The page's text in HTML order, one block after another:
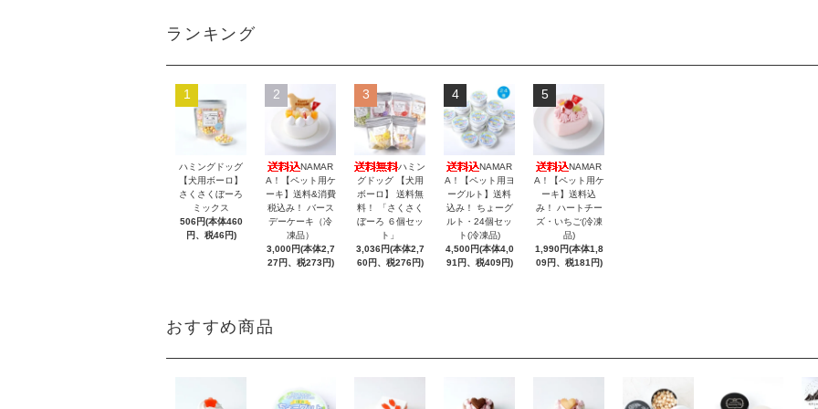
ランキング
1
ハミングドッグ
【犬用ボーロ】
さくさくぼーろ
ミックス
506円(本体460
円、税46円)
2
NAMAR
A！【ペット用ケ
ーキ】送料&消費
税込み！ バース
デーケーキ（冷
凍品）
3,000円(本体2,7
27円、税273円)
3
ハミン
グドッグ 【犬用
ボーロ】 送料無
料！ 「さくさく
ぼーろ ６個セッ
ト」
3,036円(本体2,7
60円、税276円)
4
NAMAR
A！【ペット用ヨ
ーグルト】送料
込み！ ちょーグ
ルト・24個セッ
ト(冷凍品)
4,500円(本体4,0
91円、税409円)
5
NAMAR
A！【ペット用ケ
ーキ】送料込
み！ ハートチー
ズ・いちご(冷凍
品)
1,990円(本体1,8
09円、税181円)
おすすめ商品